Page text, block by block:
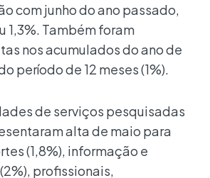
com junho do ano passado,
1,3%. Também foram
nos acumulados do ano de
período de 12 meses (1%).
de serviços pesquisadas
alta de maio para
(1,8%), informação e
profissionais,